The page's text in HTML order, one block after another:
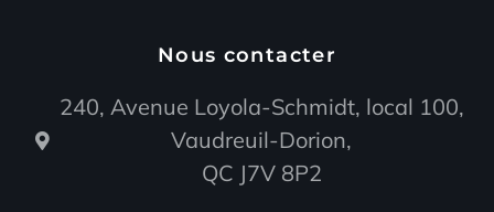
Nous contacter
240, Avenue Loyola-Schmidt, local 100,
Vaudreuil-Dorion,
QC J7V 8P2